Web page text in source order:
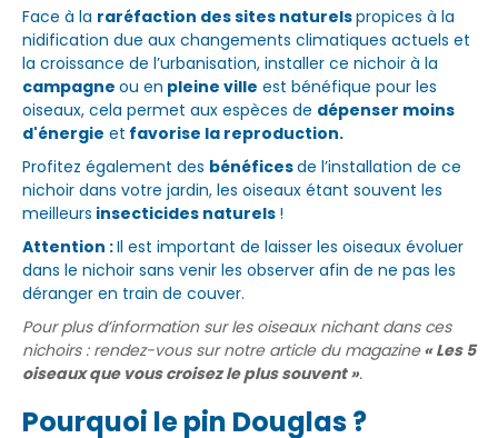
Face à la raréfaction des sites naturelspropices à la
nidification due aux changements climatiques actuels et
la croissance de l’urbanisation, installer ce nichoir à la
campagne ou en pleine ville est bénéfique pour les
oiseaux, cela permet aux espèces de dépenser moins
d'énergie et favorise la reproduction.
Profitez également des bénéficesde l’installation de ce
nichoir dans votre jardin, les oiseaux étant souvent les
meilleurs insecticides naturels !
Attention :Il est important de laisser les oiseaux évoluer
dans le nichoir sans venir les observer afin de ne pas les
déranger en train de couver.
Pour plus d’information sur les oiseaux nichant dans ces
nichoirs : rendez-vous sur notre article du magazine« Les 5
oiseaux que vous croisez le plus souvent ».
Pourquoi le pin Douglas ?